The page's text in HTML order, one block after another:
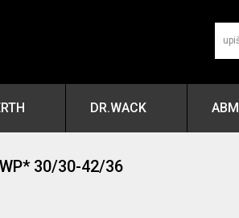
DR.WACK ABM
30/30-42/36